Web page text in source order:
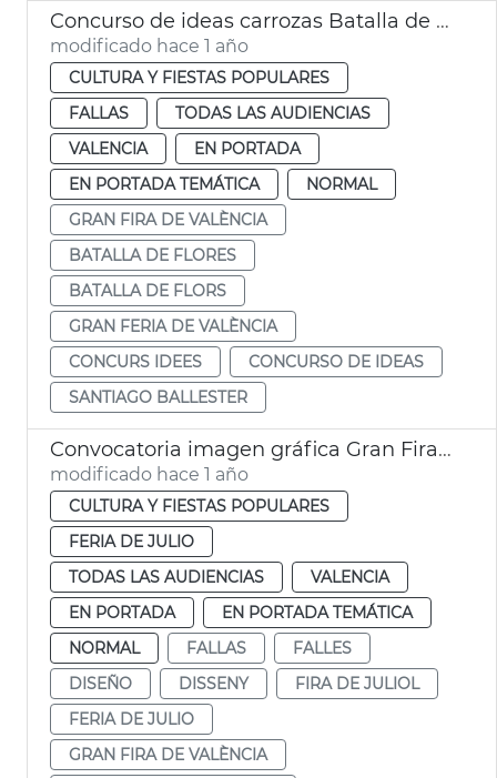
Concurso de ideas carrozas Batalla de Flores València
modificado hace 1 año
CULTURA Y FIESTAS POPULARES
FALLAS
TODAS LAS AUDIENCIAS
VALENCIA
EN PORTADA
EN PORTADA TEMÁTICA
NORMAL
GRAN FIRA DE VALÈNCIA
BATALLA DE FLORES
BATALLA DE FLORS
GRAN FERIA DE VALÈNCIA
CONCURS IDEES
CONCURSO DE IDEAS
SANTIAGO BALLESTER
Convocatoria imagen gráfica Gran Fira de València
modificado hace 1 año
CULTURA Y FIESTAS POPULARES
FERIA DE JULIO
TODAS LAS AUDIENCIAS
VALENCIA
EN PORTADA
EN PORTADA TEMÁTICA
NORMAL
FALLAS
FALLES
DISEÑO
DISSENY
FIRA DE JULIOL
FERIA DE JULIO
GRAN FIRA DE VALÈNCIA